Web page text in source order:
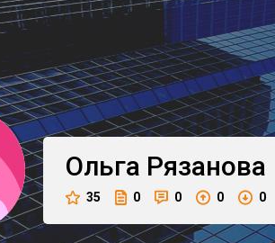
Ольга Рязанова
35 0 0 0 0